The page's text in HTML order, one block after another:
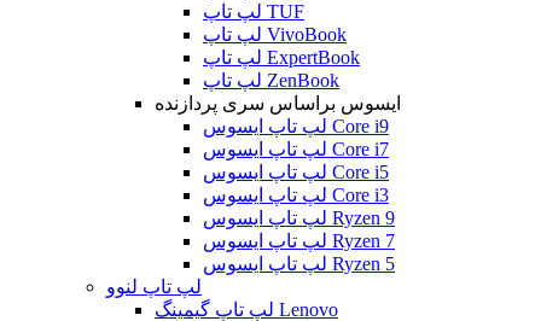
لپ تاپ TUF
لپ تاپ VivoBook
لپ تاپ ExpertBook
لپ تاپ ZenBook
ایسوس براساس سری پردازنده
لپ تاپ ایسوس Core i9
لپ تاپ ایسوس Core i7
لپ تاپ ایسوس Core i5
لپ تاپ ایسوس Core i3
لپ تاپ ایسوس Ryzen 9
لپ تاپ ایسوس Ryzen 7
لپ تاپ ایسوس Ryzen 5
لپ تاپ لنوو
لپ تاپ گیمینگ Lenovo